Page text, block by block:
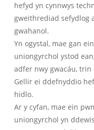
hefyd yn cynnwys
gweithrediad sefydlog
gwahanol.
Yn ogystal, mae gan
uniongyrchol ystod
adfer nwy gwacáu,
Gellir ei ddefnyddio
hidlo.
Ar y cyfan, mae ein
uniongyrchol yn